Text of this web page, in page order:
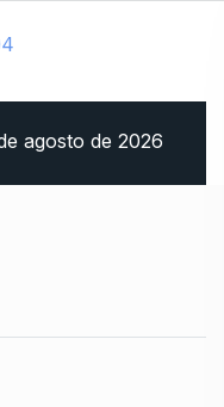
agosto de 2026